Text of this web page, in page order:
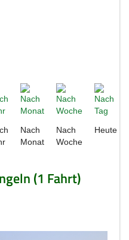
Nach
Monat
Nach
Woche
Heute
(1 Fahrt)